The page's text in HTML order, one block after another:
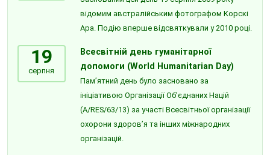
відомим австралійським фотографом Корскі
Ара. Подію вперше відсвяткували у 2010 році.
19
серпня
Всесвітній день гуманітарної
допомоги (World Humanitarian Day)
Пам’ятний день було засновано за
ініціативою Організації Об’єднаних Націй
(A/RES/63/13) за участі Всесвітньої організації
охорони здоров’я та інших міжнародних
організацій.